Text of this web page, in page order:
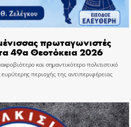
πρωταγωνιστές
49α Θεοτόκεια 2026
και σημαντικότερο πολιτιστικό
περιοχής της αντιπεριφέρειας